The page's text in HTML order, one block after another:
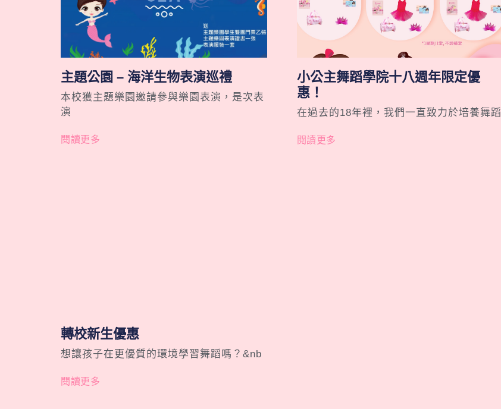
主題公園 – 海洋生物表演巡禮
本校獲主題樂園邀請參與樂園表演，是次表
演
閱讀更多
小公主舞蹈學院十八週年限定優
惠！
在過去的18年裡，我們一直致力於培養舞蹈
閱讀更多
轉校新生優惠
想讓孩子在更優質的環境學習舞蹈嗎？&nb
閱讀更多